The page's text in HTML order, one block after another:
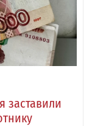
заставили